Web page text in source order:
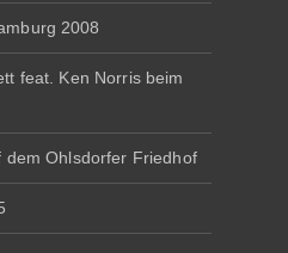
2008
feat. Ken Norris beim
dem Ohlsdorfer Friedhof